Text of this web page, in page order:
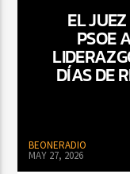
EL
PSOE
DÍAS DE
BEONERADIO
MAY 27, 2026